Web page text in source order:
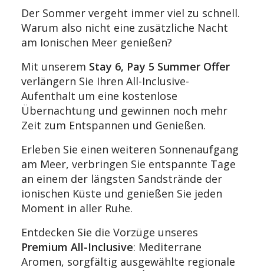
Der Sommer vergeht immer viel zu schnell.
Warum also nicht eine zusätzliche Nacht
am Ionischen Meer genießen?
Mit unserem Stay 6, Pay 5 Summer Offer
verlängern Sie Ihren All-Inclusive-
Aufenthalt um eine kostenlose
Übernachtung und gewinnen noch mehr
Zeit zum Entspannen und Genießen.
Erleben Sie einen weiteren Sonnenaufgang
am Meer, verbringen Sie entspannte Tage
an einem der längsten Sandstrände der
ionischen Küste und genießen Sie jeden
Moment in aller Ruhe.
Entdecken Sie die Vorzüge unseres
Premium All-Inclusive: Mediterrane
Aromen, sorgfältig ausgewählte regionale